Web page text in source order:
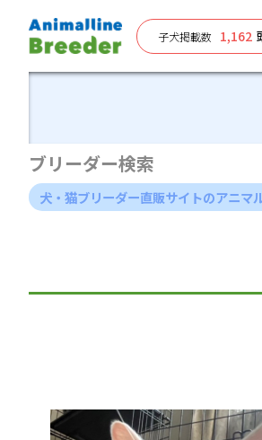
子犬掲載数 1,162
ブリーダー検索
犬・猫ブリーダー直販サイトのアニマ